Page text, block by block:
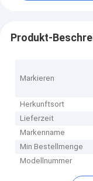
Produkt-
Markieren
Herkunftsort
Lieferzeit
Markenname
Min Bestellmenge
Modellnummer